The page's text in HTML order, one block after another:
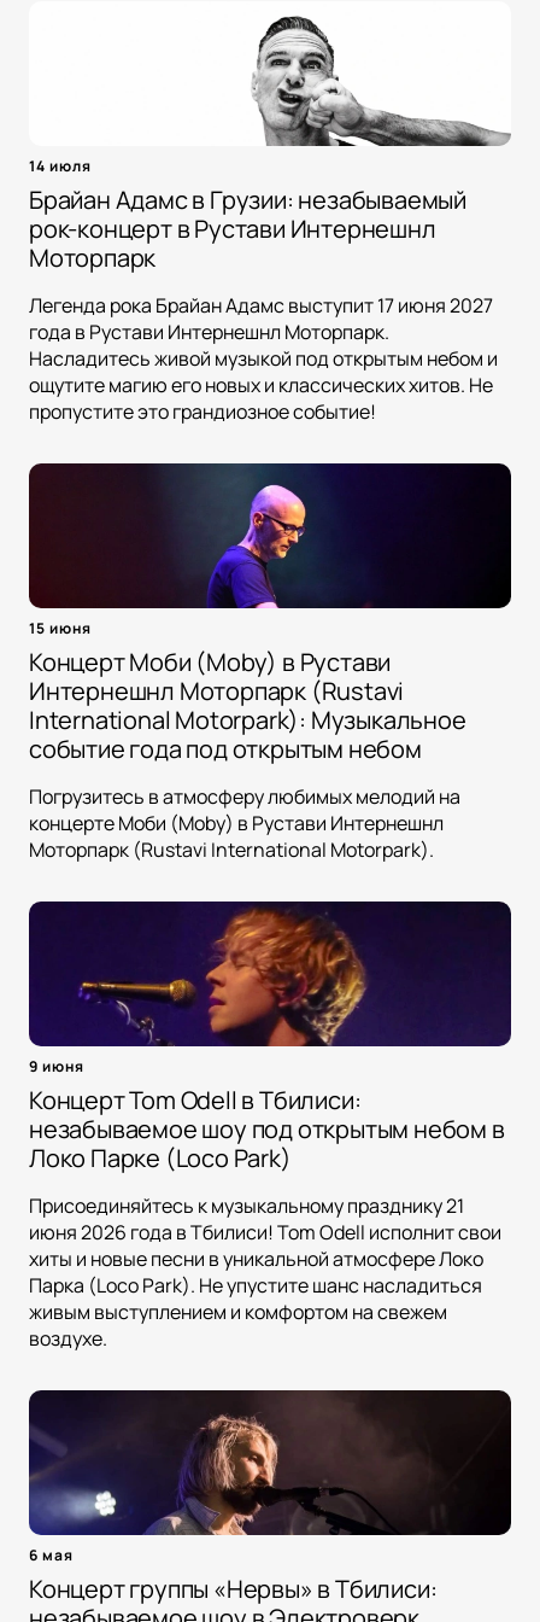
14 июля
Брайан Адамс в Грузии: незабываемый
рок-концерт в Рустави Интернешнл
Моторпарк
Легенда рока Брайан Адамс выступит 17 июня 2027
года в Рустави Интернешнл Моторпарк.
Насладитесь живой музыкой под открытым небом и
ощутите магию его новых и классических хитов. Не
пропустите это грандиозное событие!
15 июня
Концерт Моби (Moby) в Рустави
Интернешнл Моторпарк (Rustavi
International Motorpark): Музыкальное
событие года под открытым небом
Погрузитесь в атмосферу любимых мелодий на
концерте Моби (Moby) в Рустави Интернешнл
Моторпарк (Rustavi International Motorpark).
9 июня
Концерт Tom Odell в Тбилиси:
незабываемое шоу под открытым небом в
Локо Парке (Loco Park)
Присоединяйтесь к музыкальному празднику 21
июня 2026 года в Тбилиси! Tom Odell исполнит свои
хиты и новые песни в уникальной атмосфере Локо
Парка (Loco Park). Не упустите шанс насладиться
живым выступлением и комфортом на свежем
воздухе.
6 мая
Концерт группы «Нервы» в Тбилиси: